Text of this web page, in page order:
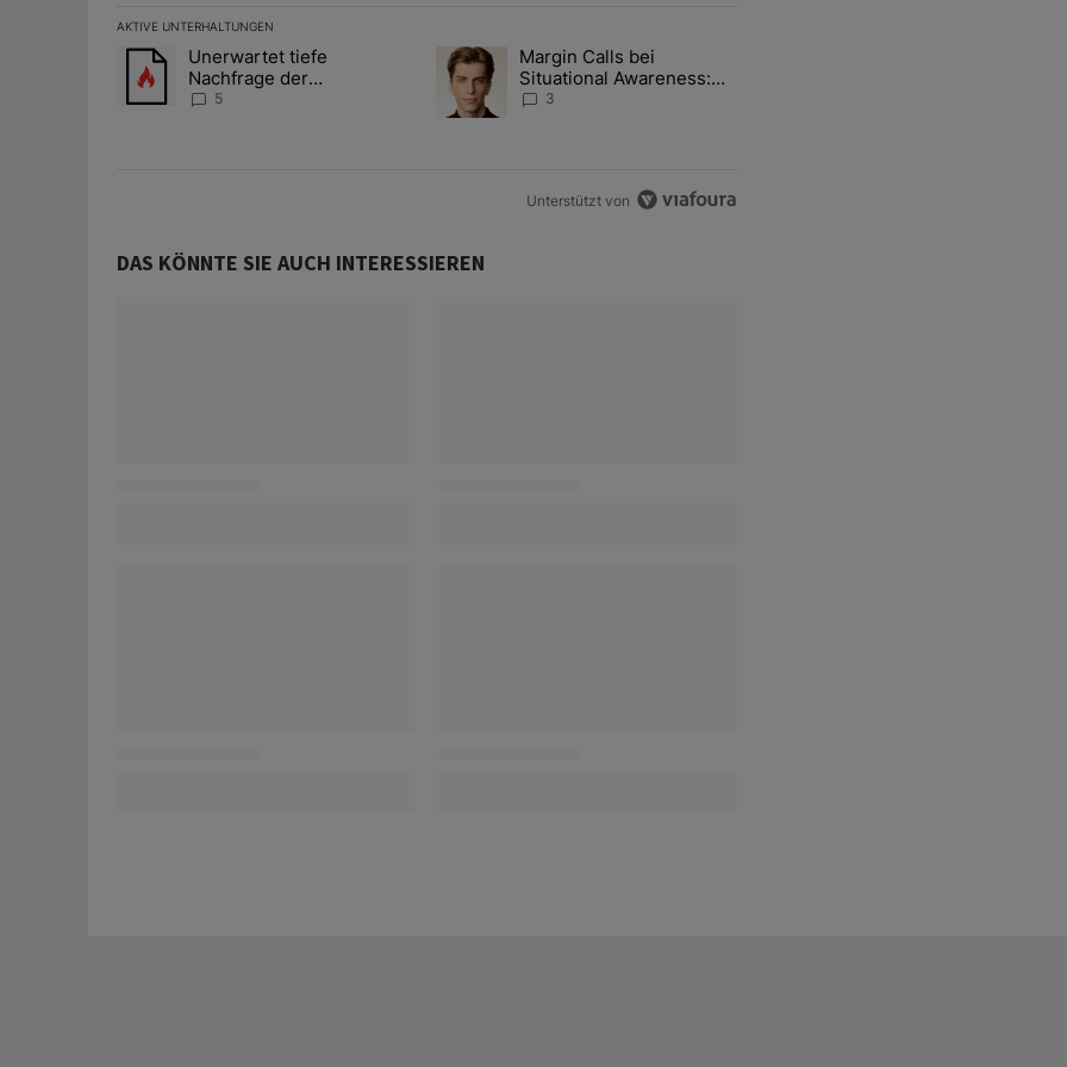
AKTIVE UNTERHALTUNGEN
Das Folgende ist eine Liste der am meisten kommentierten Artikel der letzten 7 days.
Ein Trendartikel mit dem Titel "Unerwartet tiefe Nachfrage der Zentralbanken könnte Goldpreis weiter belasten" mit 5
Unerwartet tiefe
Nachfrage der
Zentralbanken könnte
5
Ein Trendartikel mit dem Titel "Margin Calls bei Situational Awareness: Alles
Margin Calls bei
Situational Awareness:
Alles über den Retter-
3
Unterstützt von
DAS KÖNNTE SIE AUCH INTERESSIEREN